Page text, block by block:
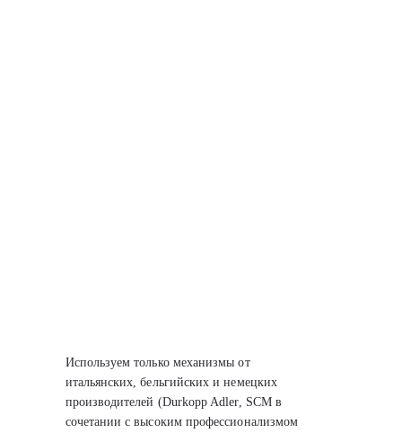
Используем только механизмы от
итальянских, бельгийскихи немецких
производителей (Durkopp Adler, SCM в
сочетании с высоким профессионализмом